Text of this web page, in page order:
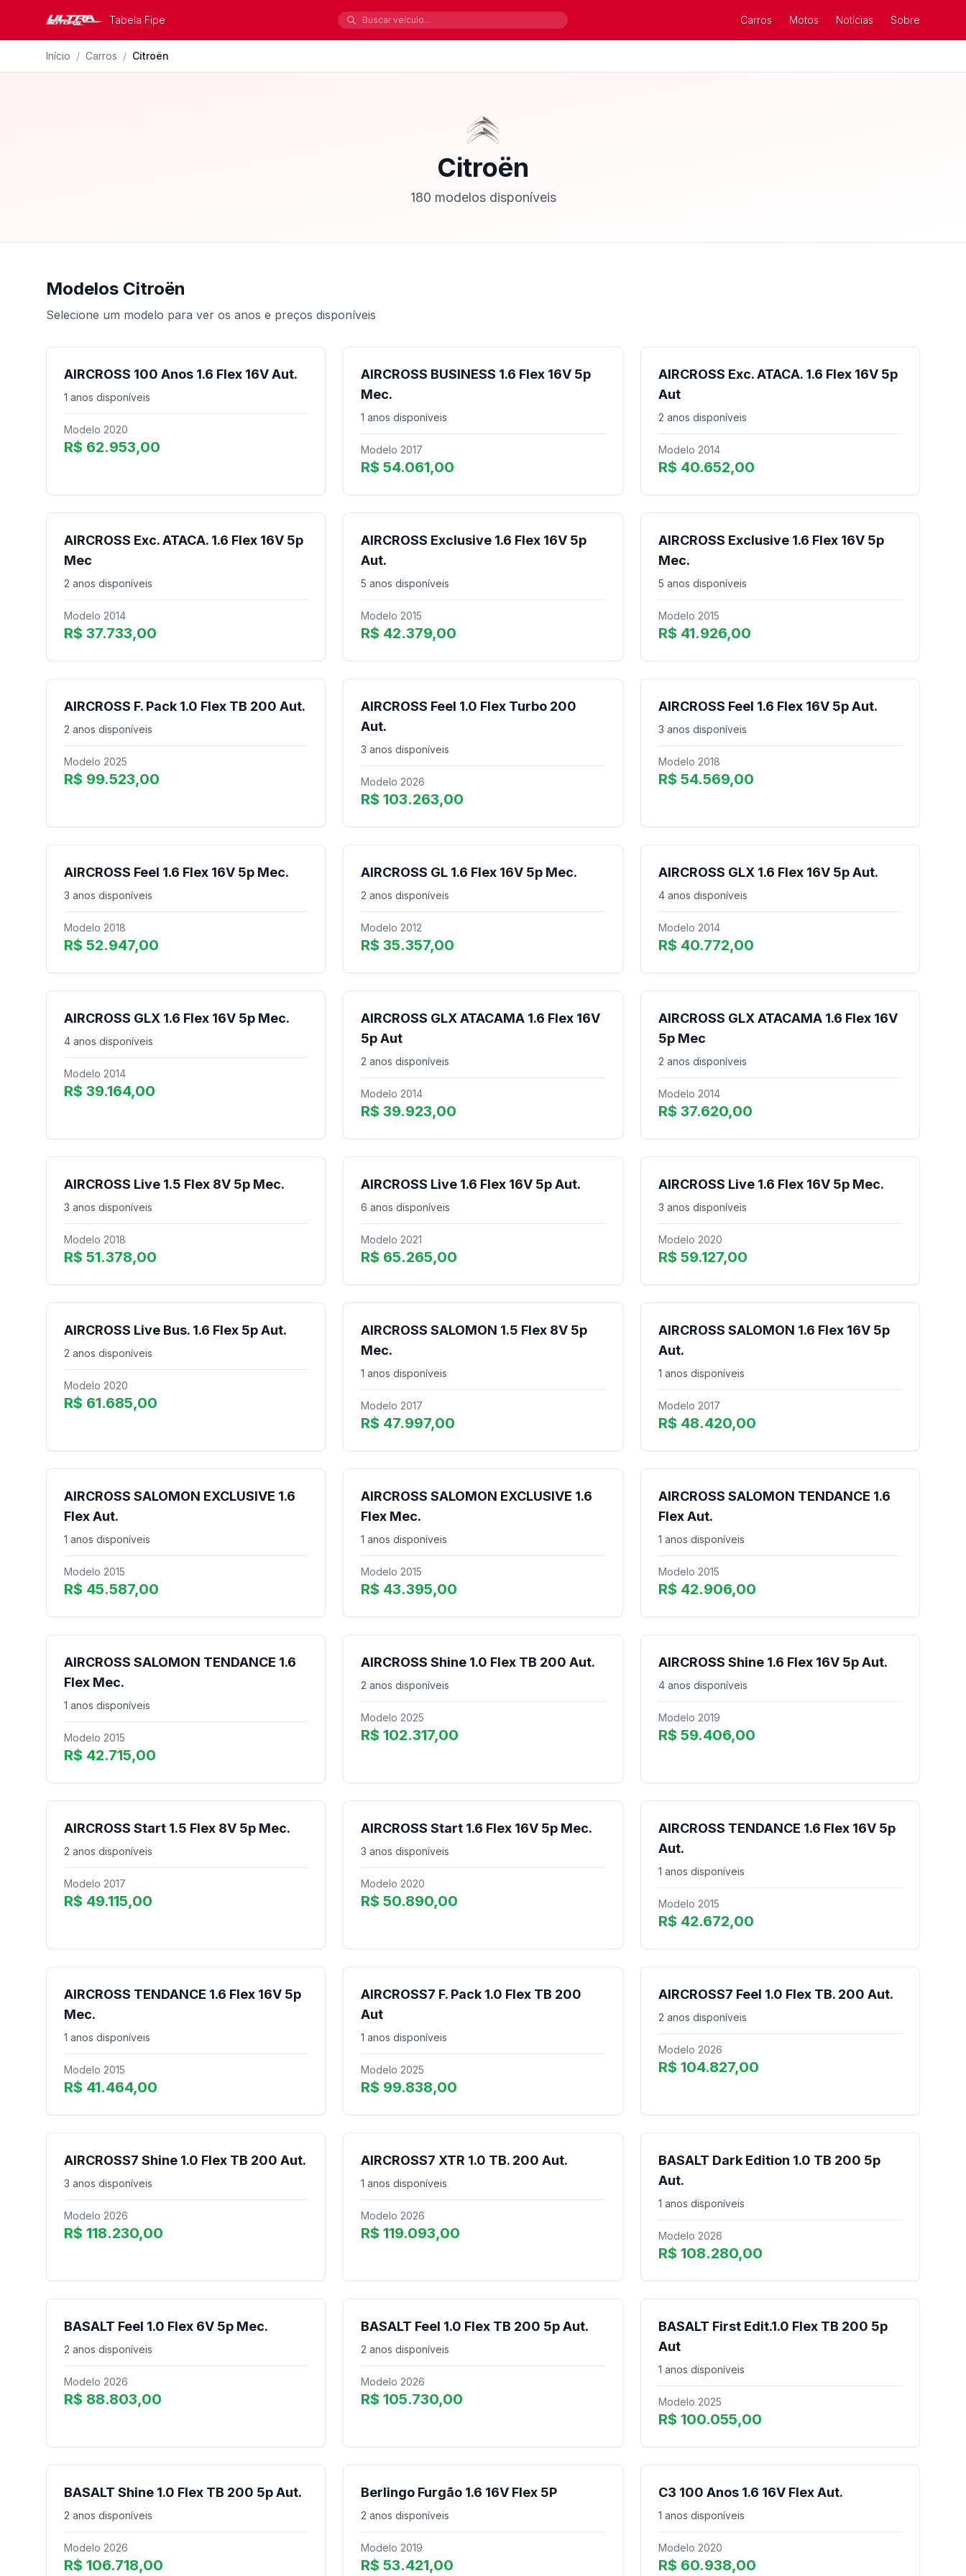
Tabela Fipe Carros Motos Notícias Sobre
Início / Carros / Citroën
Citroën
180 modelos disponíveis
Modelos Citroën
Selecione um modelo para ver os anos e preços disponíveis
AIRCROSS 100 Anos 1.6 Flex 16V Aut.
1 anos disponíveis
Modelo 2020
R$ 62.953,00
AIRCROSS BUSINESS 1.6 Flex 16V 5p
Mec.
1 anos disponíveis
Modelo 2017
R$ 54.061,00
AIRCROSS Exc. ATACA. 1.6 Flex 16V 5p
Aut
2 anos disponíveis
Modelo 2014
R$ 40.652,00
AIRCROSS Exc. ATACA. 1.6 Flex 16V 5p
Mec
2 anos disponíveis
Modelo 2014
R$ 37.733,00
AIRCROSS Exclusive 1.6 Flex 16V 5p
Aut.
5 anos disponíveis
Modelo 2015
R$ 42.379,00
AIRCROSS Exclusive 1.6 Flex 16V 5p
Mec.
5 anos disponíveis
Modelo 2015
R$ 41.926,00
AIRCROSS F. Pack 1.0 Flex TB 200 Aut.
2 anos disponíveis
Modelo 2025
R$ 99.523,00
AIRCROSS Feel 1.0 Flex Turbo 200
Aut.
3 anos disponíveis
Modelo 2026
R$ 103.263,00
AIRCROSS Feel 1.6 Flex 16V 5p Aut.
3 anos disponíveis
Modelo 2018
R$ 54.569,00
AIRCROSS Feel 1.6 Flex 16V 5p Mec.
3 anos disponíveis
Modelo 2018
R$ 52.947,00
AIRCROSS GL 1.6 Flex 16V 5p Mec.
2 anos disponíveis
Modelo 2012
R$ 35.357,00
AIRCROSS GLX 1.6 Flex 16V 5p Aut.
4 anos disponíveis
Modelo 2014
R$ 40.772,00
AIRCROSS GLX 1.6 Flex 16V 5p Mec.
4 anos disponíveis
Modelo 2014
R$ 39.164,00
AIRCROSS GLX ATACAMA 1.6 Flex 16V
5p Aut
2 anos disponíveis
Modelo 2014
R$ 39.923,00
AIRCROSS GLX ATACAMA 1.6 Flex 16V
5p Mec
2 anos disponíveis
Modelo 2014
R$ 37.620,00
AIRCROSS Live 1.5 Flex 8V 5p Mec.
3 anos disponíveis
Modelo 2018
R$ 51.378,00
AIRCROSS Live 1.6 Flex 16V 5p Aut.
6 anos disponíveis
Modelo 2021
R$ 65.265,00
AIRCROSS Live 1.6 Flex 16V 5p Mec.
3 anos disponíveis
Modelo 2020
R$ 59.127,00
AIRCROSS Live Bus. 1.6 Flex 5p Aut.
2 anos disponíveis
Modelo 2020
R$ 61.685,00
AIRCROSS SALOMON 1.5 Flex 8V 5p
Mec.
1 anos disponíveis
Modelo 2017
R$ 47.997,00
AIRCROSS SALOMON 1.6 Flex 16V 5p
Aut.
1 anos disponíveis
Modelo 2017
R$ 48.420,00
AIRCROSS SALOMON EXCLUSIVE 1.6
Flex Aut.
1 anos disponíveis
Modelo 2015
R$ 45.587,00
AIRCROSS SALOMON EXCLUSIVE 1.6
Flex Mec.
1 anos disponíveis
Modelo 2015
R$ 43.395,00
AIRCROSS SALOMON TENDANCE 1.6
Flex Aut.
1 anos disponíveis
Modelo 2015
R$ 42.906,00
AIRCROSS SALOMON TENDANCE 1.6
Flex Mec.
1 anos disponíveis
Modelo 2015
R$ 42.715,00
AIRCROSS Shine 1.0 Flex TB 200 Aut.
2 anos disponíveis
Modelo 2025
R$ 102.317,00
AIRCROSS Shine 1.6 Flex 16V 5p Aut.
4 anos disponíveis
Modelo 2019
R$ 59.406,00
AIRCROSS Start 1.5 Flex 8V 5p Mec.
2 anos disponíveis
Modelo 2017
R$ 49.115,00
AIRCROSS Start 1.6 Flex 16V 5p Mec.
3 anos disponíveis
Modelo 2020
R$ 50.890,00
AIRCROSS TENDANCE 1.6 Flex 16V 5p
Aut.
1 anos disponíveis
Modelo 2015
R$ 42.672,00
AIRCROSS TENDANCE 1.6 Flex 16V 5p
Mec.
1 anos disponíveis
Modelo 2015
R$ 41.464,00
AIRCROSS7 F. Pack 1.0 Flex TB 200
Aut
1 anos disponíveis
Modelo 2025
R$ 99.838,00
AIRCROSS7 Feel 1.0 Flex TB. 200 Aut.
2 anos disponíveis
Modelo 2026
R$ 104.827,00
AIRCROSS7 Shine 1.0 Flex TB 200 Aut.
3 anos disponíveis
Modelo 2026
R$ 118.230,00
AIRCROSS7 XTR 1.0 TB. 200 Aut.
1 anos disponíveis
Modelo 2026
R$ 119.093,00
BASALT Dark Edition 1.0 TB 200 5p
Aut.
1 anos disponíveis
Modelo 2026
R$ 108.280,00
BASALT Feel 1.0 Flex 6V 5p Mec.
2 anos disponíveis
Modelo 2026
R$ 88.803,00
BASALT Feel 1.0 Flex TB 200 5p Aut.
2 anos disponíveis
Modelo 2026
R$ 105.730,00
BASALT First Edit.1.0 Flex TB 200 5p
Aut
1 anos disponíveis
Modelo 2025
R$ 100.055,00
BASALT Shine 1.0 Flex TB 200 5p Aut.
2 anos disponíveis
Modelo 2026
R$ 106.718,00
Berlingo Furgão 1.6 16V Flex 5P
2 anos disponíveis
Modelo 2019
R$ 53.421,00
C3 100 Anos 1.6 16V Flex Aut.
1 anos disponíveis
Modelo 2020
R$ 60.938,00